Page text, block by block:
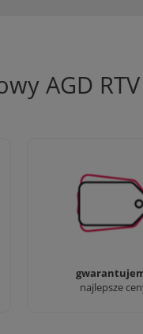
AGD RTV
najlepsze
Ciężko pracujemy aby
najlepsze oferty